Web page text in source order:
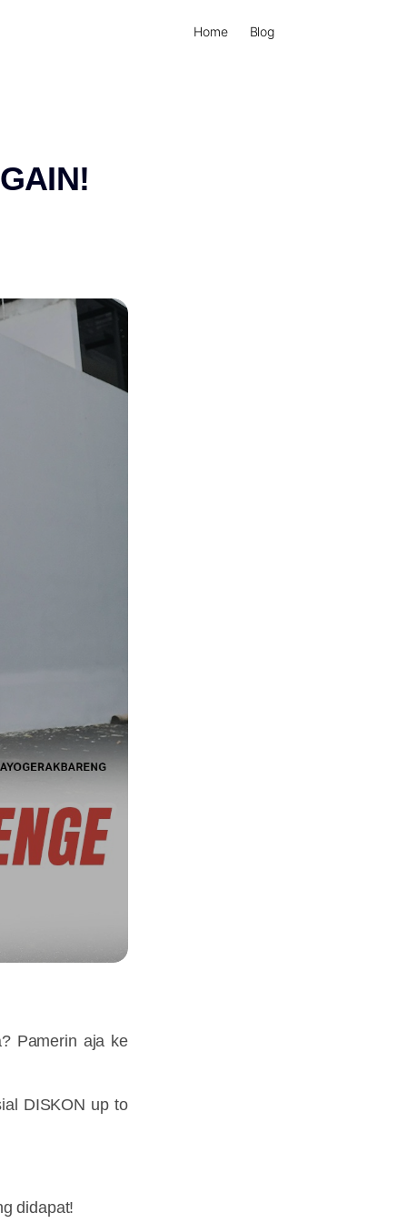
Home Blog
Pamerin aja ke
DISKON up to
didapat!